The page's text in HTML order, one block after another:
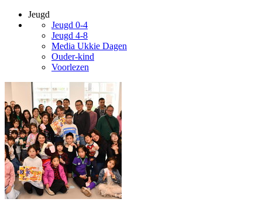
Jeugd
Jeugd 0-4
Jeugd 4-8
Media Ukkie Dagen
Ouder-kind
Voorlezen